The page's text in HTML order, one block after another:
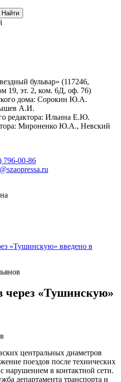
бульвар» (117246,
19, эт. 2, ком. 6Д, оф. 76)
дома: Сорокин Ю.А.
А.И.
редактора: Ильина Е.Ю.
Мироненко Ю.А., Невский
796-00-86
«Тушинскую» введено в
через «Тушинскую»
центральных диаметров
поездов после технических
нарушением в контактной сети.
департамента транспорта и